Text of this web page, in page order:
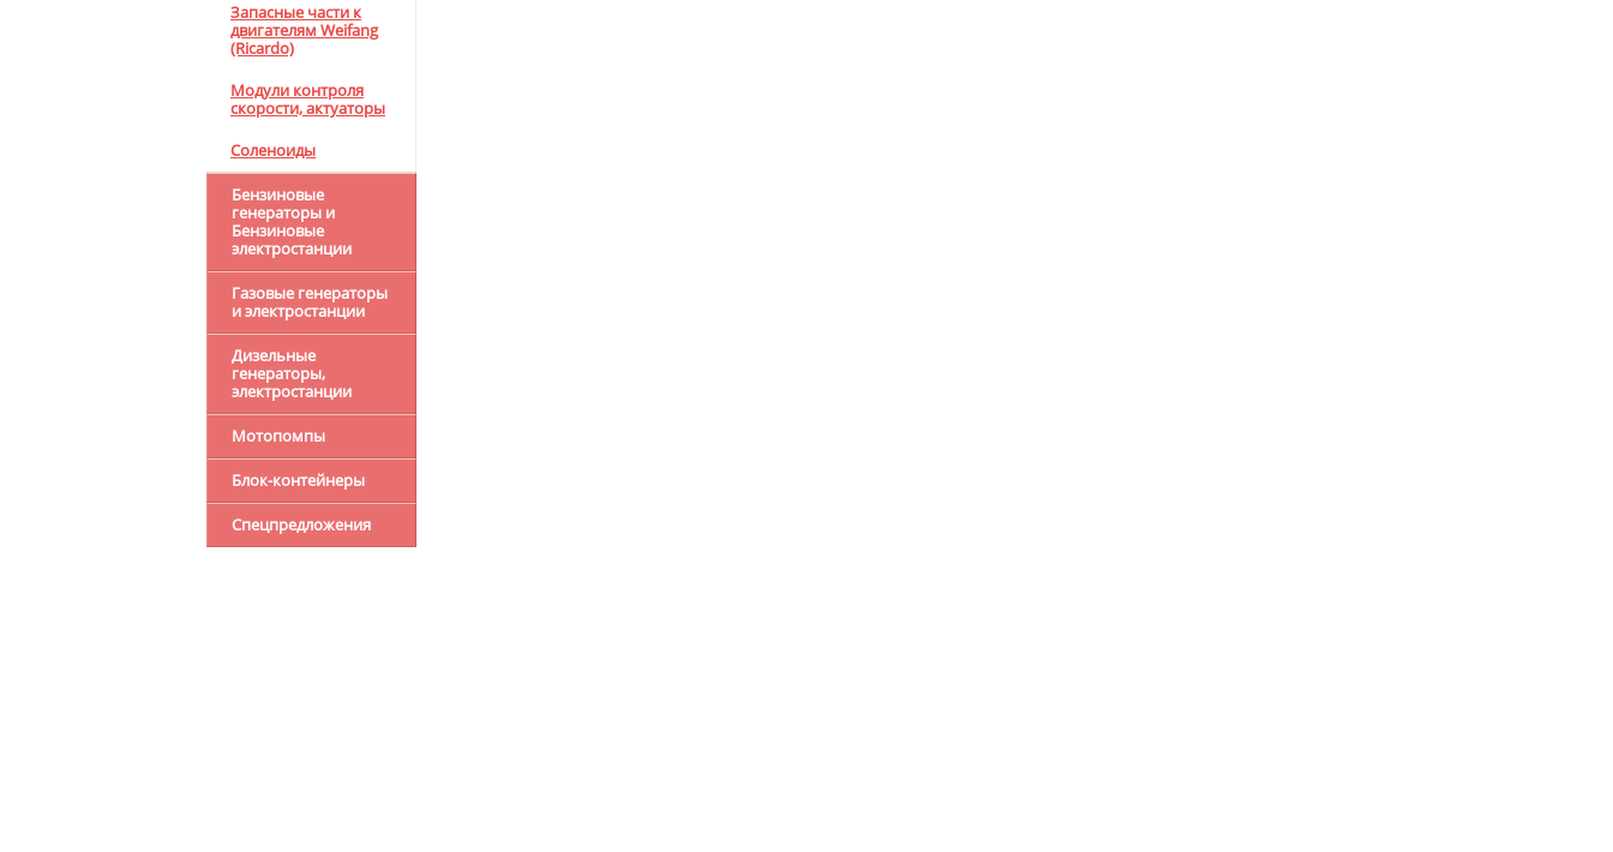
Запасные части к
двигателям Weifang
(Ricardo)
Модули контроля
скорости, актуаторы
Соленоиды
Бензиновые
генераторы и
Бензиновые
электростанции
Газовые генераторы
и электростанции
Дизельные
генераторы,
электростанции
Мотопомпы
Блок-контейнеры
Спецпредложения